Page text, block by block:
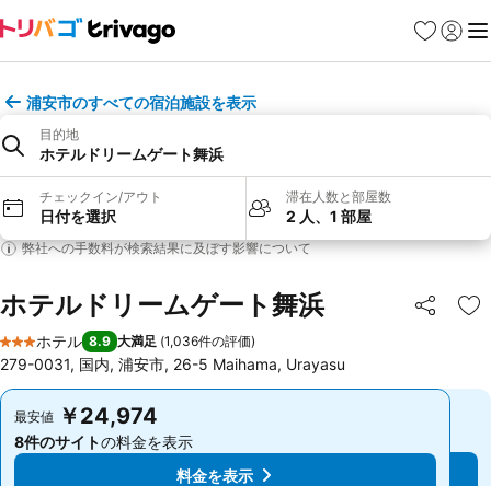
お気に入り
ログイ
メ
浦安市のすべての宿泊施設を表示
目的地
ホテルドリームゲート舞浜
チェックイン/アウト
日付を選択
滞在人数と部屋数
2 人、1 部屋
弊社への手数料が検索結果に及ぼす影響について
ホテルドリームゲート舞浜 シェア
お
3 ホテルのランク
ホテル 8.9 大満足 (1,036件の評価)
279-0031, 国内, 浦安市, 26-5 Maihama, Urayasu
最安値 ￥24,974
8件のサイトの料金を表示
料金を表示
最安値 ￥24,974
8件のサイトの料金を表示
料金を表示